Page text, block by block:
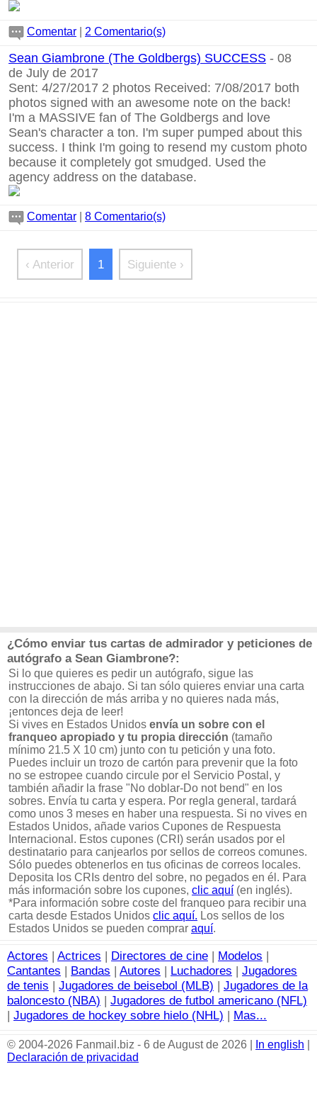
Comentar 2 Comentario(s)
Sean Giambrone (The Goldbergs) SUCCESS - 08
de July de 2017
Sent: 4/27/2017 2 photos Received: 7/08/2017 both
photos signed with an awesome note on the back!
I'm a MASSIVE fan of The Goldbergs and love
Sean's character a ton. I'm super pumped about this
success. I think I'm going to resend my custom photo
because it completely got smudged. Used the
agency address on the database.
Comentar 8 Comentario(s)
‹ Anterior 1 Siguiente ›
¿Cómo enviar tus cartas de admirador y peticiones de
autógrafo a Sean Giambrone?:
Si lo que quieres es pedir un autógrafo, sigue las
instrucciones de abajo. Si tan sólo quieres enviar una carta
con la dirección de más arriba y no quieres nada más,
¡entonces deja de leer!
Si vives en Estados Unidos envía un sobre con el
franqueo apropiado y tu propia dirección (tamaño
mínimo 21.5 X 10 cm) junto con tu petición y una foto.
Puedes incluir un trozo de cartón para prevenir que la foto
no se estropee cuando circule por el Servicio Postal, y
también añadir la frase "No doblar-Do not bend" en los
sobres. Envía tu carta y espera. Por regla general, tardará
como unos 3 meses en haber una respuesta. Si no vives en
Estados Unidos, añade varios Cupones de Respuesta
Internacional. Estos cupones (CRI) serán usados por el
destinatario para canjearlos por sellos de correos comunes.
Sólo puedes obtenerlos en tus oficinas de correos locales.
Deposita los CRIs dentro del sobre, no pegados en él. Para
más información sobre los cupones, clic aquí (en inglés).
*Para información sobre coste del franqueo para recibir una
carta desde Estados Unidos clic aquí. Los sellos de los
Estados Unidos se pueden comprar aquí.
Actores | Actrices | Directores de cine | Modelos |
Cantantes | Bandas | Autores | Luchadores | Jugadores
de tenis | Jugadores de beisebol (MLB) | Jugadores de la
baloncesto (NBA) | Jugadores de futbol americano (NFL)
| Jugadores de hockey sobre hielo (NHL) | Mas...
© 2004-2026 Fanmail.biz - 6 de August de 2026 | In english
Declaración de privacidad